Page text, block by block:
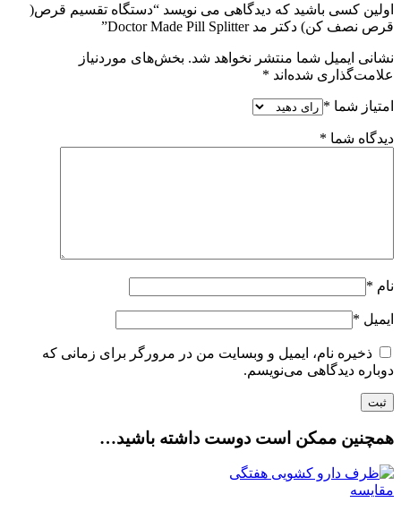
اولین کسی باشید که دیدگاهی می نویسد “دستگاه تقسیم قرص(
قرص نصف کن) دکتر مد Doctor Made Pill Splitter”
نشانی ایمیل شما منتشر نخواهد شد. بخش‌های موردنیاز
علامت‌گذاری شده‌اند *
امتیاز شما *
دیدگاه شما *
نام *
ایمیل *
ذخیره نام، ایمیل و وبسایت من در مرورگر برای زمانی که
دوباره دیدگاهی می‌نویسم.
همچنین ممکن است دوست داشته باشید…
مقایسه